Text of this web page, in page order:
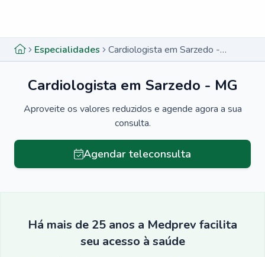
Especialidades Cardiologista em Sarzedo - MG
Cardiologista em Sarzedo - MG
Aproveite os valores reduzidos e agende agora a sua
consulta.
Agendar teleconsulta
Há mais de 25 anos a Medprev facilita
seu acesso à saúde